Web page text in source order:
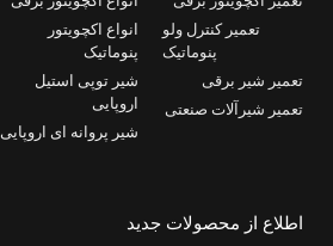
تعمیر کنترل ولو
پنوماتیک
تعمیر شیر برقی
تعمیر شیرآلات صنعتی
انواع اکچویتور
پنوماتیک
شیر توپی استیل
اروپایی
شیر پروانه ای اروپایی
اطلاع از محصولات جدید